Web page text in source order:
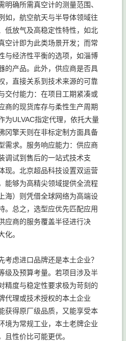
确所需真空计的测量范围、
如，航空航天与半导体领域往
低放气及高稳定性特性，如北
空计即为此类场景开发；而常
与经济性平衡的选项，如淄博
的产品。此外，供应商是否具
，直接关系到技术来源的可靠
交付能力：在项目工期紧凑或
商的现货库存与柔性生产周期
为ULVAC指定代理，依托大量
冈擎天则在非标定制方面具备
需求。服务响应能力：供应商
调试到售后的一站式技术支
现。北京超品科技设置双运营
能够为高精尖领域提供全流程
海）则凭借全球网络为高端设
。总之，选型应优先匹配应用
应商的服务覆盖半径进行决
化。
考虑进口品牌还是本土企业？
级及预算考量。若项目涉及半
精度与稳定性要求极为苛刻的
代理或技术授权的本土企业
获得原厂级品质，又能享受本
境为常规工业，本土老牌企业
且性价比可能更优。